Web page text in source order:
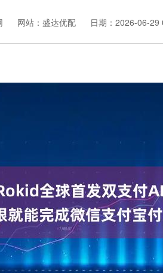
网站：盛达优配 日期：2026-06-29